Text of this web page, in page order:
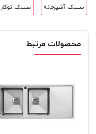
سینک آشپزخانه سینک توکار
محصولات مرتبط